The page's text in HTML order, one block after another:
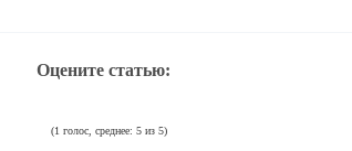
Оцените статью:
(1 голос, среднее: 5 из 5)